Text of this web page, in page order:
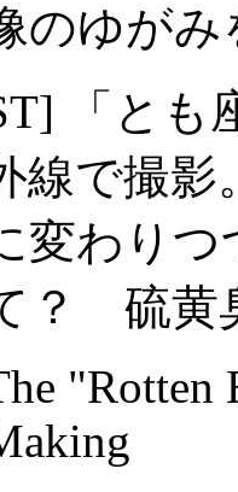
のゆが
「とも
線で撮影
変わり
？ 硫黄
"Rotten